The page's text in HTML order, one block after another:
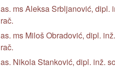
as. ms Aleksa Srbljanović, dipl.
rač.
as. ms Miloš Obradović, dipl.
rač.
as. Nikola Stanković, dipl. inž.